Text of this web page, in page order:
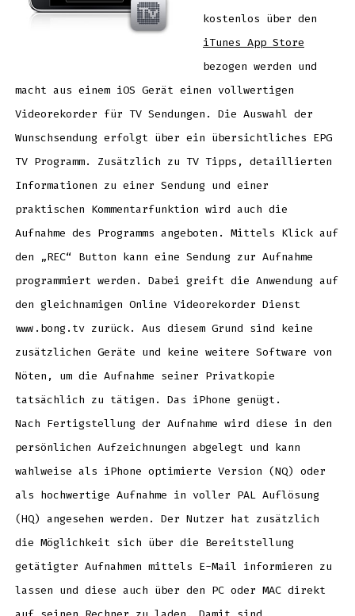
kostenlos über den
iTunes App Store
bezogen werden und
macht aus einem iOS Gerät einen vollwertigen
Videorekorder für TV Sendungen. Die Auswahl der
Wunschsendung erfolgt über ein übersichtliches EPG
TV Programm. Zusätzlich zu TV Tipps, detaillierten
Informationen zu einer Sendung und einer
praktischen Kommentarfunktion wird auch die
Aufnahme des Programms angeboten. Mittels Klick auf
den „REC“ Button kann eine Sendung zur Aufnahme
programmiert werden. Dabei greift die Anwendung auf
den gleichnamigen Online Videorekorder Dienst
www.bong.tv zurück. Aus diesem Grund sind keine
zusätzlichen Geräte und keine weitere Software von
Nöten, um die Aufnahme seiner Privatkopie
tatsächlich zu tätigen. Das iPhone genügt.
Nach Fertigstellung der Aufnahme wird diese in den
persönlichen Aufzeichnungen abgelegt und kann
wahlweise als iPhone optimierte Version (NQ) oder
als hochwertige Aufnahme in voller PAL Auflösung
(HQ) angesehen werden. Der Nutzer hat zusätzlich
die Möglichkeit sich über die Bereitstellung
getätigter Aufnahmen mittels E-Mail informieren zu
lassen und diese auch über den PC oder MAC direkt